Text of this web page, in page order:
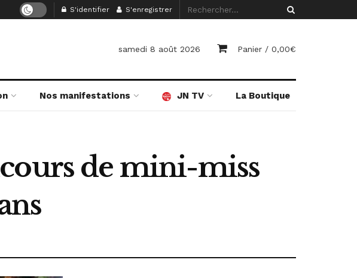
S'identifier S'enregistrer
samedi 8 août 2026 Panier / 0,00€
Nos manifestations JN TV La Boutique
de mini-miss